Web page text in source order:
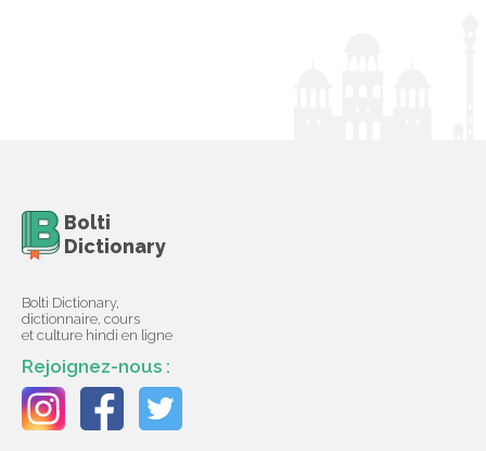
Bolti
Dictionary
Bolti Dictionary,
dictionnaire, cours
et culture hindi en ligne
Rejoignez-nous :